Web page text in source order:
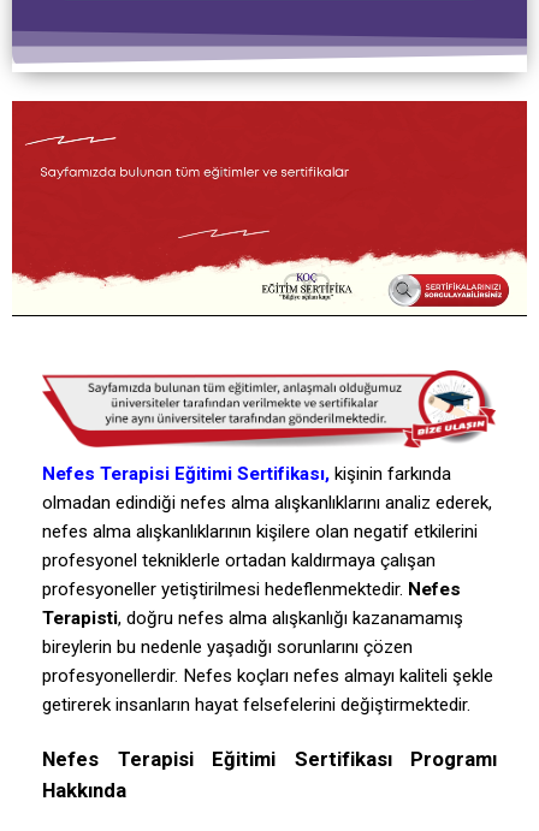
Nefes Terapisi Eğitimi Sertifikası, kişinin farkında
olmadan edindiği nefes alma alışkanlıklarını analiz ederek,
nefes alma alışkanlıklarının kişilere olan negatif etkilerini
profesyonel tekniklerle ortadan kaldırmaya çalışan
profesyoneller yetiştirilmesi hedeflenmektedir. Nefes
Terapisti, doğru nefes alma alışkanlığı kazanamamış
bireylerin bu nedenle yaşadığı sorunlarını çözen
profesyonellerdir. Nefes koçları nefes almayı kaliteli şekle
getirerek insanların hayat felsefelerini değiştirmektedir.
Nefes Terapisi Eğitimi Sertifikası Programı
Hakkında